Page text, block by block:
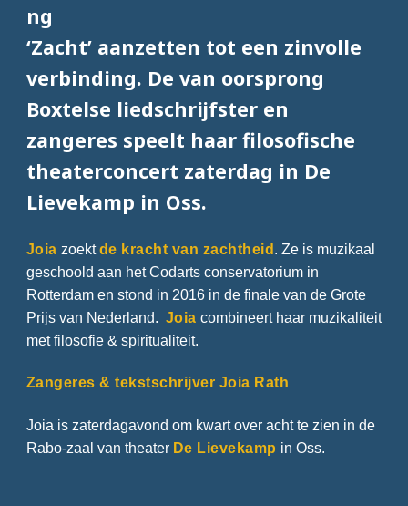
ng
‘Zacht’ aanzetten tot een zinvolle
verbinding. De van oorsprong
Boxtelse liedschrijfster en
zangeres speelt haar filosofische
theaterconcert zaterdag in De
Lievekamp in Oss.
Joia zoektde kracht van zachtheid. Ze is muzikaal
geschoold aan het Codarts conservatorium in
Rotterdam en stond in 2016 in de finale van de Grote
Prijs van Nederland. Joia combineert haar muzikaliteit
met filosofie & spiritualiteit.
Zangeres & tekstschrijver Joia Rath
Joia is zaterdagavond om kwart over acht te zien in de
Rabo-zaal van theater De Lievekamp in Oss.